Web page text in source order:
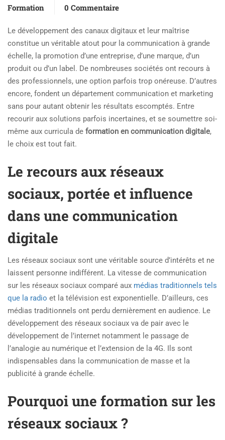
Formation 0 Commentaire
Le développement des canaux digitaux et leur maîtrise
constitue un véritable atout pour la communication à grande
échelle, la promotion d’une entreprise, d’une marque, d’un
produit ou d’un label. De nombreuses sociétés ont recours à
des professionnels, une option parfois trop onéreuse. D’autres
encore, fondent un département communication et marketing
sans pour autant obtenir les résultats escomptés. Entre
recourir aux solutions parfois incertaines, et se soumettre soi-
même aux curricula de formation en communication digitale,
le choix est tout fait.
Le recours aux réseaux
sociaux, portée et influence
dans une communication
digitale
Les réseaux sociaux sont une véritable source d’intérêts et ne
laissent personne indifférent. La vitesse de communication
sur les réseaux sociaux comparé aux médias traditionnels tels
que la radio et la télévision est exponentielle. D’ailleurs, ces
médias traditionnels ont perdu dernièrement en audience. Le
développement des réseaux sociaux va de pair avec le
développement de l’internet notamment le passage de
l’analogie au numérique et l’extension de la 4G. Ils sont
indispensables dans la communication de masse et la
publicité à grande échelle.
Pourquoi une formation sur les
réseaux sociaux ?